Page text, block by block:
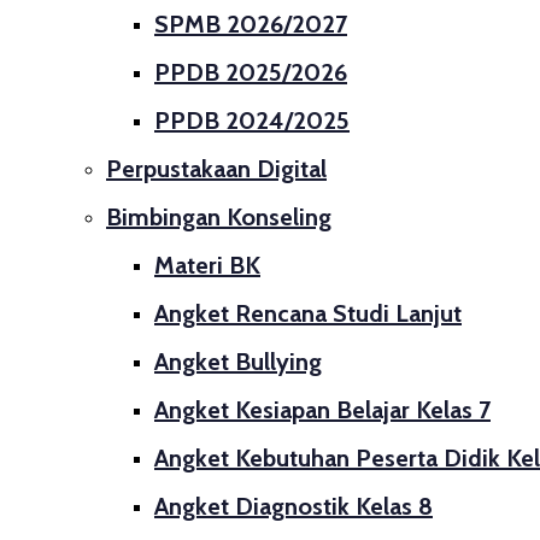
SPMB 2026/2027
PPDB 2025/2026
PPDB 2024/2025
Perpustakaan Digital
Bimbingan Konseling
Materi BK
Angket Rencana Studi Lanjut
Angket Bullying
Angket Kesiapan Belajar Kelas 7
Angket Kebutuhan Peserta Didik
Angket Diagnostik Kelas 8